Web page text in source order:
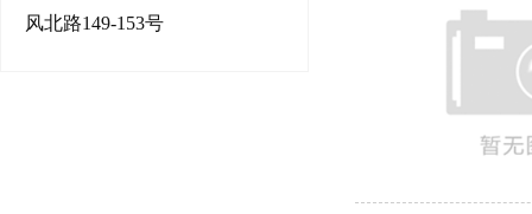
风北路149-153号